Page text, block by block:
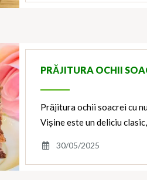
PRĂJITURA OCHII
Prăjitura ochii soacrei cu
Vișine este un deliciu
30/05/2025